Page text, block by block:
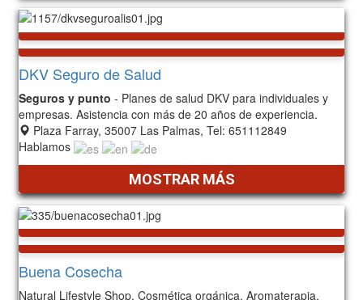
DKV Seguro de Salud
Seguros y punto - Planes de salud DKV para individuales y
empresas. Asistencia con más de 20 años de experiencia.
Plaza Farray, 35007 Las Palmas, Tel: 651112849
Hablamos
MOSTRAR MÁS
Buena Cosecha
Natural Lifestyle Shop, Cosmética orgánica, Aromaterapia,